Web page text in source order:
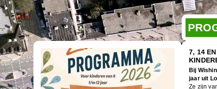
7, 14
Bij
jaar uit
Ze zijn